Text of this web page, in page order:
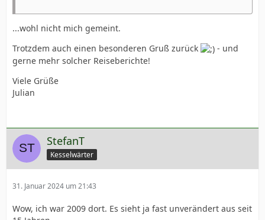
...wohl nicht mich gemeint.
Trotzdem auch einen besonderen Gruß zurück
- und
gerne mehr solcher Reiseberichte!
Viele Grüße
Julian
StefanT
Kesselwärter
31. Januar 2024 um 21:43
Wow, ich war 2009 dort. Es sieht ja fast unverändert aus seit